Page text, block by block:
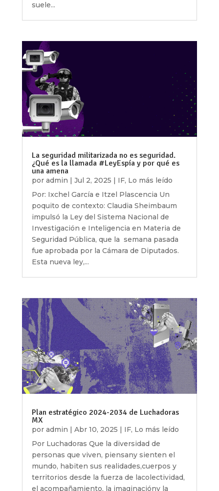
suele...
La seguridad militarizada no es seguridad.
¿Qué es la llamada #LeyEspía y por qué es
una amena
por admin Jul 2, 2025 IF, Lo más leído
Por: Ixchel García e Itzel Plascencia Un
poquito de contexto: Claudia Sheimbaum
impulsó la Ley del Sistema Nacional de
Investigación e Inteligencia en Materia de
Seguridad Pública, que la semana pasada
fue aprobada por la Cámara de Diputados.
Esta nueva ley,...
Plan estratégico 2024-2034 de Luchadoras
MX
por admin Abr 10, 2025 IF, Lo más leído
Por Luchadoras Que la diversidad de
personas que viven, piensany sienten el
mundo, habiten sus realidades,cuerpos y
territorios desde la fuerza de lacolectividad,
el acompañamiento, la imaginacióny la